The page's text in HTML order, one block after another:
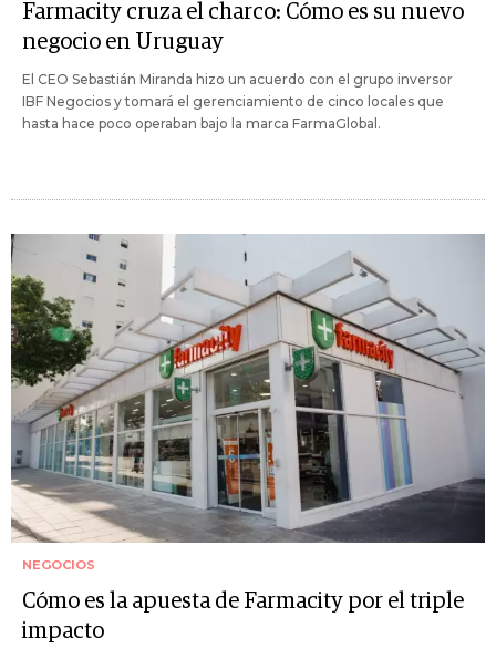
Farmacity cruza el charco: Cómo es su nuevo
negocio en Uruguay
El CEO Sebastián Miranda hizo un acuerdo con el grupo inversor
IBF Negocios y tomará el gerenciamiento de cinco locales que
hasta hace poco operaban bajo la marca FarmaGlobal.
NEGOCIOS
Cómo es la apuesta de Farmacity por el triple
impacto